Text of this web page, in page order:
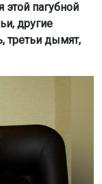
этой пагубной
другие
третьи дымят,